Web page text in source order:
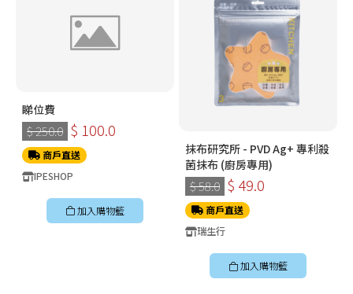
睇位費
$ 250.0 $ 100.0
商戶直送
IPESHOP
加入購物籃
抹布研究所 - PVD Ag+ 專利殺
菌抹布 (廚房專用)
$ 58.0 $ 49.0
商戶直送
瑞生行
加入購物籃